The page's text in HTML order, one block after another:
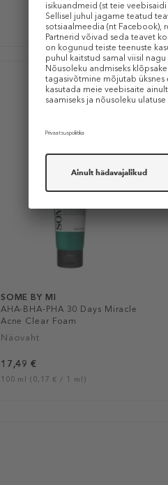
SOME BY MI
AHA-BHA-PHA 30 Days Miracle
Acne Clear Foam
Näovaht
17,49 €
100 ml (0,17 € / 1 ml)